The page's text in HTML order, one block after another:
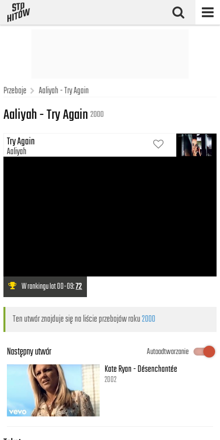
Przeboje Aaliyah - Try Again
Aaliyah - Try Again 2000
Try Again
Aaliyah
W rankingu lat 00-09:72
Ten utwór znajduje się na liście przebojów roku2000
Następny utwór
Autoodtwarzanie
Kate Ryan - Désenchantée
2002